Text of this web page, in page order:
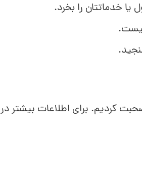
خدماتتان را بخرد.
کردیم. برای اطلاعات بیشتر در